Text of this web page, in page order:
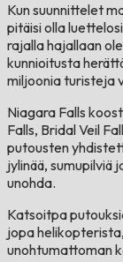
Kun suunnittelet
pitäisi olla
rajalla hajallaan
kunnioitusta
miljoonia turisteja
Niagara Falls
Falls, Bridal Veil
putousten
jylinää, sumupilviä
unohda.
Katsoitpa
jopa
unohtumattoman